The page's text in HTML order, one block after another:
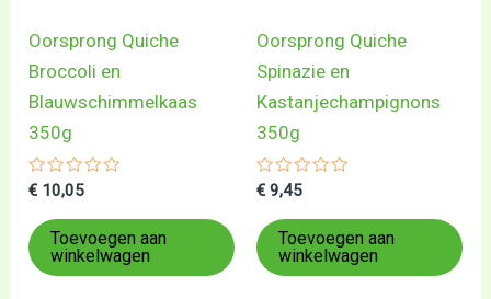
Oorsprong Quiche
Broccoli en
Blauwschimmelkaas
350g
Gewaardeerd
uit
5
€ 10,05
Toevoegen aan
winkelwagen
Oorsprong Quiche
Spinazie en
Kastanjechampignons
350g
Gewaardeerd
uit
5
€ 9,45
Toevoegen aan
winkelwagen